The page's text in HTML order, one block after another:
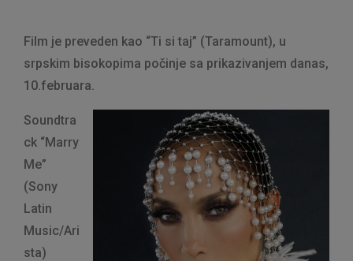
Film je preveden kao “Ti si taj” (Taramount), u
srpskim bisokopima počinje sa prikazivanjem danas,
10.februara.
Soundtra
ck “Marry
Me”
(Sony
Latin
Music/Ari
sta)